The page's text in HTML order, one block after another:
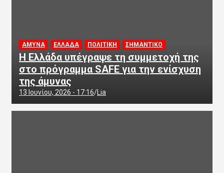
ΑΜΥΝΑ ΕΛΛΑΔΑ ΠΟΛΙΤΙΚΗ ΣΗΜΑΝΤΙΚΟ
Η Ελλάδα υπέγραψε τη συμμετοχή της
στο πρόγραμμα SAFE για την ενίσχυση
της άμυνας
13 Ιουνίου, 2026 - 17:16 Lia